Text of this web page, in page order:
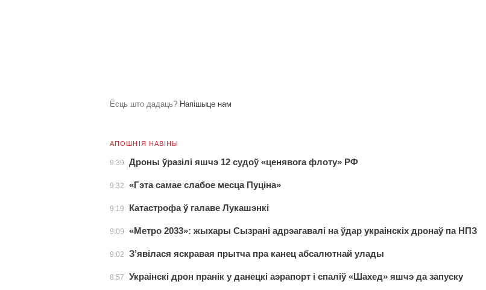
Ёсць што дадаць? Напішыце нам
АПОШНІЯ НАВІНЫ
9:39 Дроны ўразілі яшчэ 12 судоў «ценявога флоту» РФ
9:32 «Гэта самае слабое месца Пуціна»
9:19 Катастрофа ў галаве Лукашэнкі
9:09 «Метро 2033»: жыхары Сызрані адрэагавалі на ўдар украінскіх дронаў па НПЗ
9:02 З’явілася яскравая прытча пра канец абсалютнай улады
8:57 Украінскі дрон пранік у данецкі аэрапорт і спаліў «Шахед» яшчэ да запуску